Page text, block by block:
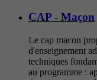
CAP - Maçon
Le cap macon
d'enseignement
techniques
au programme :